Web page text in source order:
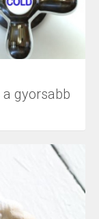
gyorsabb